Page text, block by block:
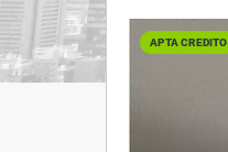
APTA CREDITO